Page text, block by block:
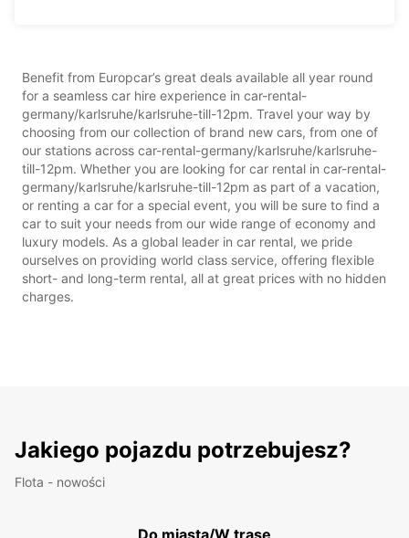
Benefit from Europcar’s great deals available all year round
for a seamless car hire experience in car-rental-
germany/karlsruhe/karlsruhe-till-12pm. Travel your way by
choosing from our collection of brand new cars, from one of
our stations across car-rental-germany/karlsruhe/karlsruhe-
till-12pm. Whether you are looking for car rental in car-rental-
germany/karlsruhe/karlsruhe-till-12pm as part of a vacation,
or renting a car for a special event, you will be sure to find a
car to suit your needs from our wide range of economy and
luxury models. As a global leader in car rental, we pride
ourselves on providing world class service, offering flexible
short- and long-term rental, all at great prices with no hidden
charges.
Jakiego pojazdu potrzebujesz?
Flota - nowości
Do miasta/W trasę